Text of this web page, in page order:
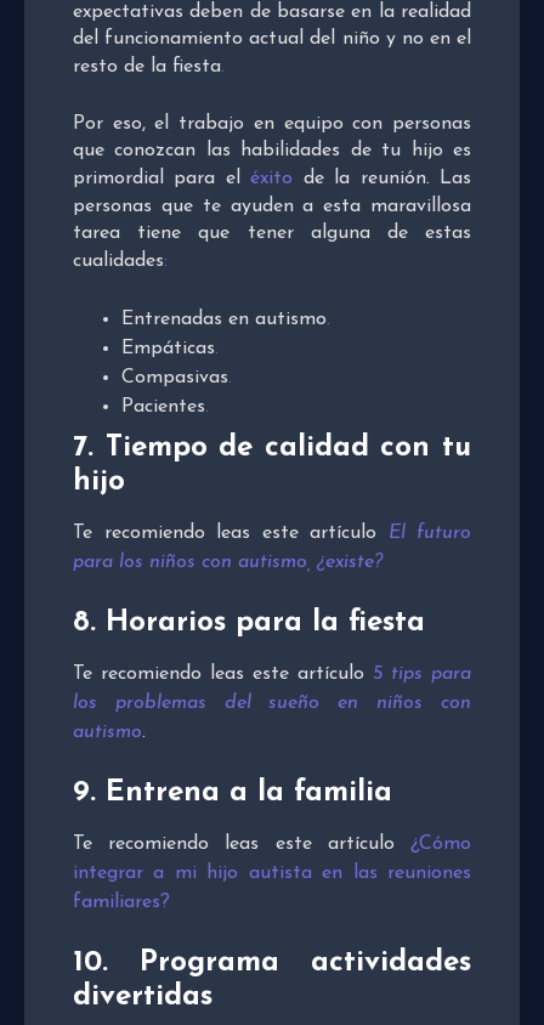
expectativas deben de basarse en la realidad
del funcionamiento actual del niño y no en el
resto de la fiesta.
Por eso, el trabajo en equipo con personas
que conozcan las habilidades de tu hijo es
primordial para eléxito de la reunión. Las
personas que te ayuden a esta maravillosa
tarea tiene que tener alguna de estas
cualidades:
Entrenadas en autismo.
Empáticas.
Compasivas.
Pacientes.
7. Tiempo de calidad con tu
hijo
Te recomiendo leas este artículo El futuro
para los niños con autismo, ¿existe?
8. Horarios para la fiesta
Te recomiendo leas este artículo 5 tips para
los problemas del sueño en niños con
autismo.
9. Entrena a la familia
Te recomiendo leas este artículo ¿Cómo
integrar a mi hijo autista en las reuniones
familiares?
10. Programa actividades
divertidas